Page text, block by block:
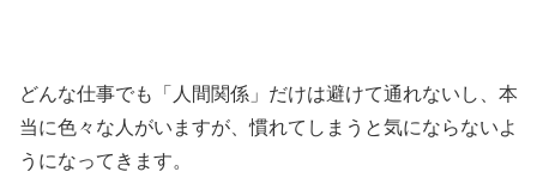
どんな仕事でも「人間関係」だけは避けて通れないし、本
当に色々な人がいますが、慣れてしまうと気にならないよ
うになってきます。